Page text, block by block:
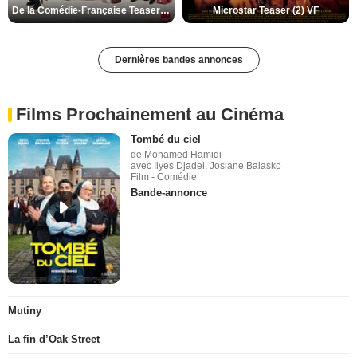
De la Comédie-Française Teaser (3) VF Microstar Teaser (2) VF
Dernières bandes annonces
Films Prochainement au Cinéma
Tombé du ciel
de Mohamed Hamidi
avec Ilyes Djadel, Josiane Balasko
Film - Comédie
Bande-annonce
Mutiny
La fin d’Oak Street